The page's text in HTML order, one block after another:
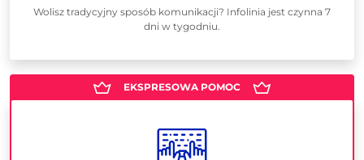
Wolisz tradycyjny sposób komunikacji? Infolinia jest czynna 7
dni w tygodniu.